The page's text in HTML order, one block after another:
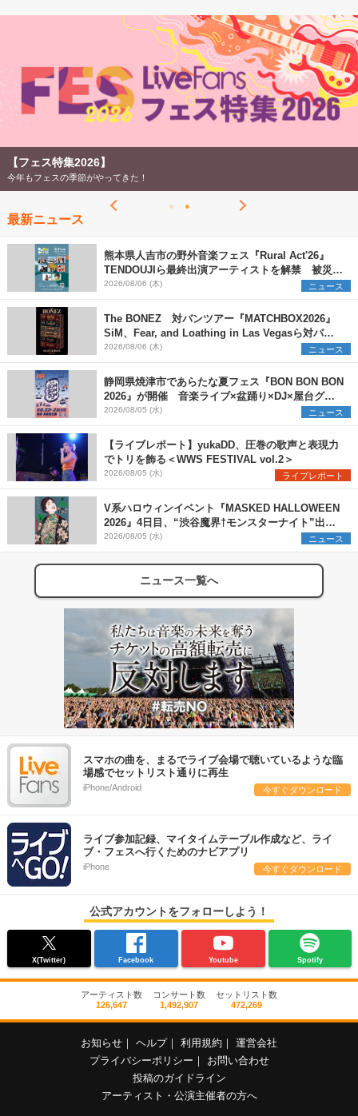
【フェス特集2026】
今年もフェスの季節がやってきた！
最新ニュース
熊本県人吉市の野外音楽フェス『Rural Act'26』
TENDOUJIら最終出演アーティストを解禁 被災地
支援プロジェクトの始動も発表
2026/08/06 (木) ニュース
The BONEZ 対バンツアー『MATCHBOX2026』
SiM、Fear, and Loathing in Las Vegasら対バン
アーティストを一斉解禁
2026/08/06 (木) ニュース
静岡県焼津市であらたな夏フェス『BON BON BON
2026』が開催 音楽ライブ×盆踊り×DJ×屋台グル
メ×ランタンナイトで彩る2日間
2026/08/05 (水) ニュース
【ライブレポート】yukaDD、圧巻の歌声と表現力
でトリを飾る＜WWS FESTIVAL vol.2＞
2026/08/05 (水) ライブレポート
V系ハロウィンイベント『MASKED HALLOWEEN
2026』4日目、“渋谷魔界†モンスターナイト”出演6
組を発表
2026/08/05 (水) ニュース
ニュース一覧へ
スマホの曲を、まるでライブ会場で聴いているような臨
場感でセットリスト通りに再生
iPhone/Android 今すぐダウンロード
ライブ参加記録、マイタイムテーブル作成など、ライ
ブ・フェスへ行くためのナビアプリ
iPhone 今すぐダウンロード
公式アカウントをフォローしよう！
X(Twitter) Facebook Youtube Spotify
アーティスト数
126,647
コンサート数
1,492,907
セットリスト数
472,269
お知らせ ヘルプ 利用規約
運営会社
プライバシーポリシー
お問い合わせ
投稿のガイドライン
アーティスト・公演主催者の方へ